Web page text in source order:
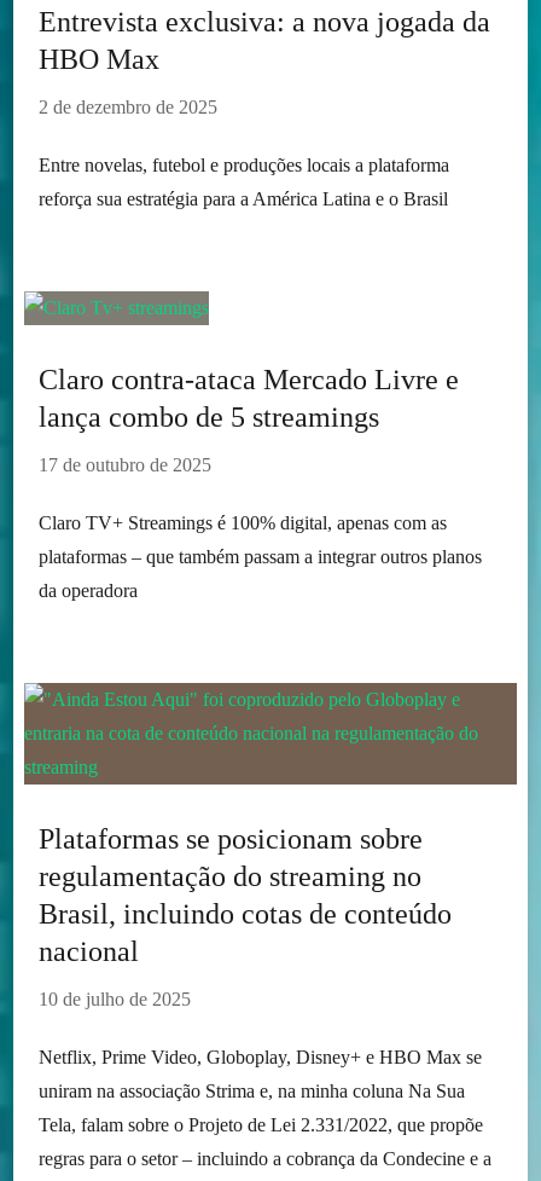
Entrevista exclusiva: a nova jogada da
HBO Max
2 de dezembro de 2025
Entre novelas, futebol e produções locais a plataforma
reforça sua estratégia para a América Latina e o Brasil
Claro contra-ataca Mercado Livre e
lança combo de 5 streamings
17 de outubro de 2025
Claro TV+ Streamings é 100% digital, apenas com as
plataformas – que também passam a integrar outros planos
da operadora
Plataformas se posicionam sobre
regulamentação do streaming no
Brasil, incluindo cotas de conteúdo
nacional
10 de julho de 2025
Netflix, Prime Video, Globoplay, Disney+ e HBO Max se
uniram na associação Strima e, na minha coluna Na Sua
Tela, falam sobre o Projeto de Lei 2.331/2022, que propõe
regras para o setor – incluindo a cobrança da Condecine e a